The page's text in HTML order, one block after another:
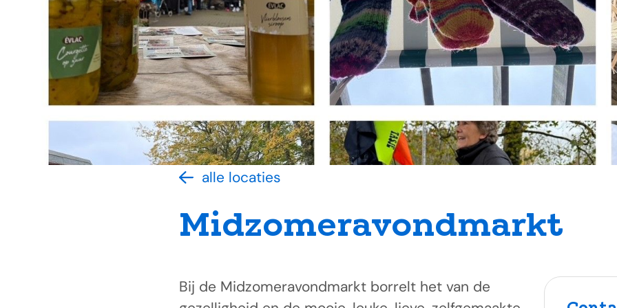
alle locaties
Midzomeravondmarkt
Bij de Midzomeravondmarkt borrelt het van de